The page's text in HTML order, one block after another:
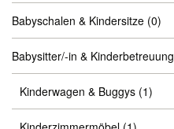
Babyschalen & Kindersitze (0)
Babysitter/-in & Kinderbetreuung
Kinderwagen & Buggys (1)